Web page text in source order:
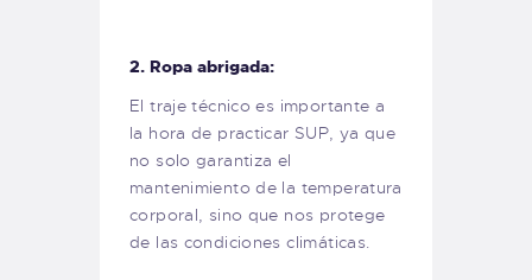
2. Ropa abrigada:
El traje técnico es importante a
la hora de practicar SUP, ya que
no solo garantiza el
mantenimiento de la temperatura
corporal, sino que nos protege
de las condiciones climáticas.